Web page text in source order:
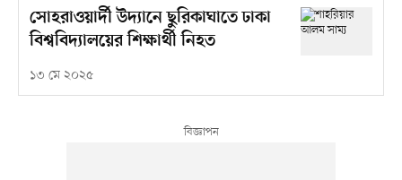
সোহরাওয়ার্দী উদ্যানে ছুরিকাঘাতে ঢাকা
বিশ্ববিদ্যালয়ের শিক্ষার্থী নিহত
১৩ মে ২০২৫